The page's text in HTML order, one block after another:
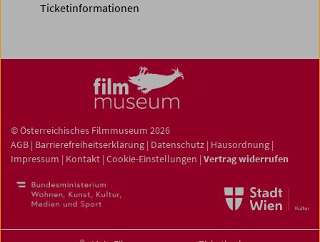
Ticketinformationen
© Österreichisches Filmmuseum 2026
AGB | Barrierefreiheitserklärung | Datenschutz | Hausordnung |
Impressum | Kontakt | Cookie-Einstellungen | Vertrag widerrufen